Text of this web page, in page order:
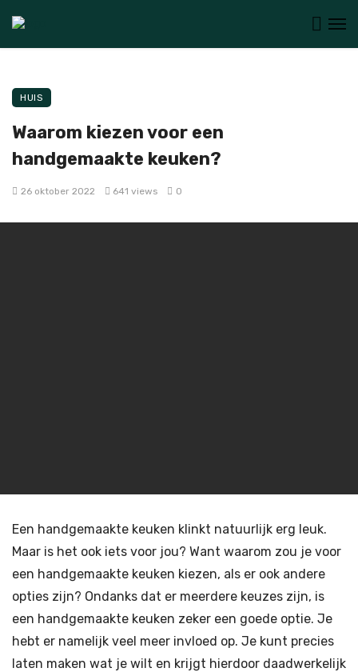
HUIS
Waarom kiezen voor een
handgemaakte keuken?
26 oktober 2022 641 views 0
Een handgemaakte keuken klinkt natuurlijk erg leuk.
Maar is het ook iets voor jou? Want waarom zou je voor
een handgemaakte keuken kiezen, als er ook andere
opties zijn? Ondanks dat er meerdere keuzes zijn, is
een handgemaakte keuken zeker een goede optie. Je
hebt er namelijk veel meer invloed op. Je kunt precies
laten maken wat je wilt en krijgt hierdoor daadwerkelijk